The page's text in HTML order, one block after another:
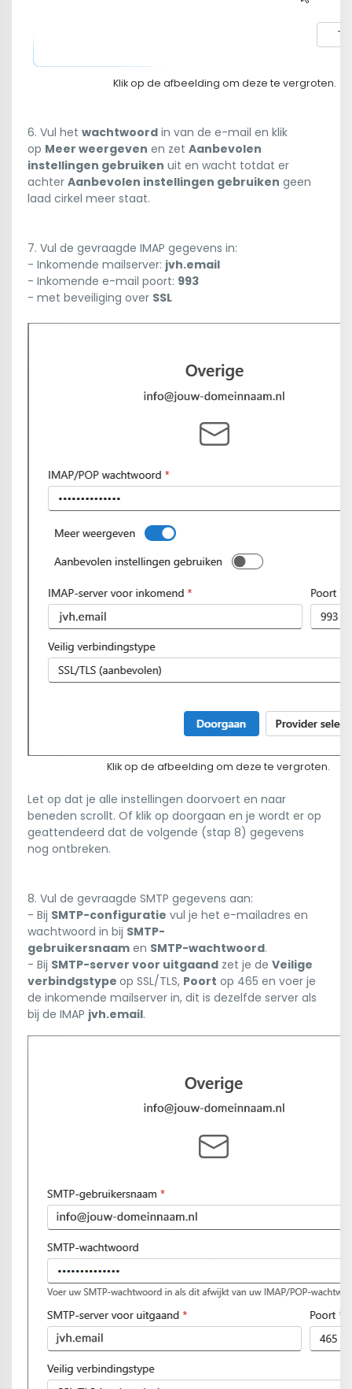
Klik op de afbeelding om deze te vergroten.
6. Vul het wachtwoord in van de e-mail en klik
op Meer weergeven en zet Aanbevolen
instellingen gebruiken uit en wacht totdat er
achter Aanbevolen instellingen gebruiken geen
laad cirkel meer staat.
7. Vul de gevraagde IMAP gegevens in:
- Inkomende mailserver: jvh.email
- Inkomende e-mail poort: 993
- met beveiliging over SSL
Klik op de afbeelding om deze te vergroten.
Let op dat je alle instellingen doorvoert en naar
beneden scrollt. Of klik op doorgaan en je wordt er op
geattendeerd dat de volgende (stap 8) gegevens
nog ontbreken.
8. Vul de gevraagde SMTP gegevens aan:
- Bij SMTP-configuratie vul je het e-mailadres en
wachtwoord in bij SMTP-
gebruikersnaam en SMTP-wachtwoord.
- Bij SMTP-server voor uitgaand zet je de Veilige
verbindgstype op SSL/TLS, Poort op 465 en voer je
de inkomende mailserver in, dit is dezelfde server als
bij de IMAP jvh.email.